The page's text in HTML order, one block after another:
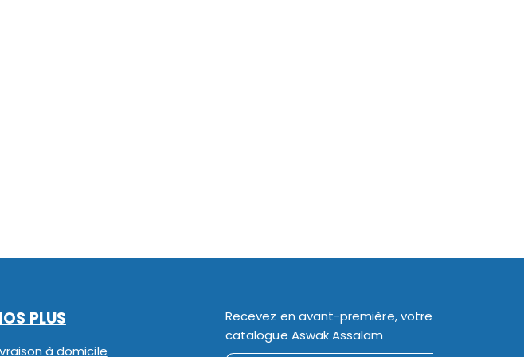
PLUS
à domicile
Recevez en avant-première, votre
catalogue Aswak Assalam